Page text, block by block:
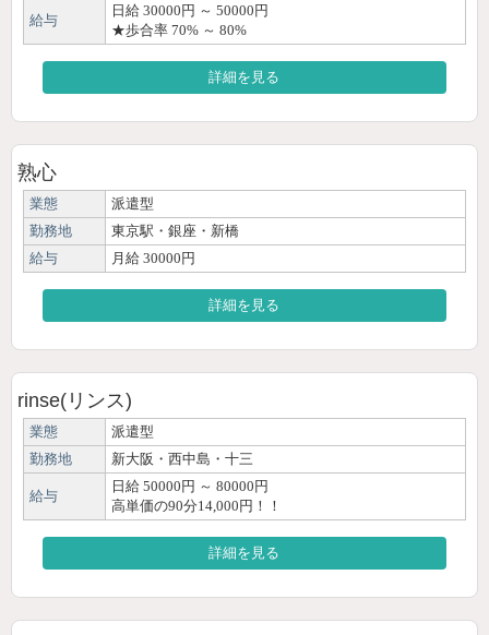
給与
日給 30000円 ～ 50000円
★歩合率 70% ～ 80%
詳細を見る
熟心
業態
派遣型
勤務地
東京駅・銀座・新橋
給与
月給 30000円
詳細を見る
rinse(リンス)
業態
派遣型
勤務地
新大阪・西中島・十三
給与
日給 50000円 ～ 80000円
高単価の90分14,000円！！
詳細を見る